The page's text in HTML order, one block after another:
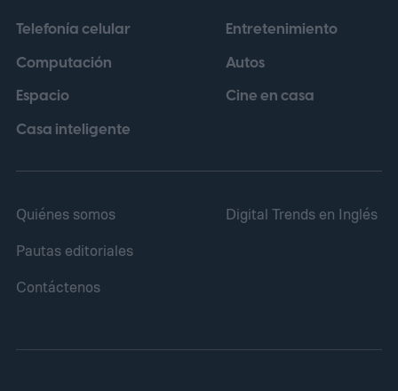
perspectiva, una película puede no cumplir
sus objetivos en taquilla y, aun así,
contribuir a otras áreas del conglomerado.
Telefonía celular
Computación
Espacio
Casa inteligente
Entretenimiento
Autos
Cine en casa
Quiénes somos
Pautas editoriales
Contáctenos
Digital Trends en Inglés